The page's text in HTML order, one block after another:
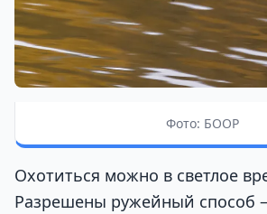
Фото: БООР
Охотиться можно в светлое
Разрешены ружейный способ